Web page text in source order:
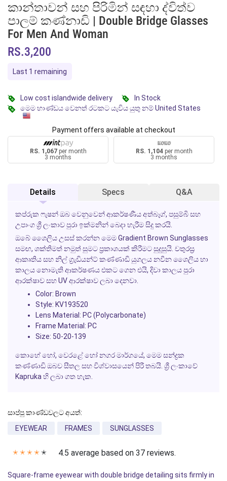
කාන්තාවන් සහ පිරිමින් සඳහා ද්විත්ව
පාලම් කණ්නාඩි | Double Bridge Glasses
For Men And Woman
RS.3,200
Last 1 remaining
Low cost islandwide delivery
In Stock
මෙම භාණ්ඩය වෙනත් රටකට යැවිය යුතු නම් United States
Payment offers available at checkout
RS. 1,067per month
3 months
RS. 1,104per month
3 months
Details Specs Q&A
කප්රුක ෆැෂන් ඔබ වෙනුවෙන් ආකර්ෂණීය අත්බෑග්, පසුම්බි සහ
උපාංග ශ්‍රී ලංකාව පුරා ඉක්මනින් බෙදා හැරීම සිදු කරයි.
ඔබේ ශෛලිය උසස් කරන්න මෙමGradient Brown Sunglasses
සමඟ, ශක්තිමත් නමුත් සුමට ප්‍රකාශයක් කිරීමට සුදුසුයි. චතුරස්‍ර
ආකෘතිය සහ නිල් ග්‍රැඩියන්ට් කණ්ණාඩි යුගලය නවීන ශෛලිය හා
කාලය නොමැති ආකර්ෂණය එකට ගෙන එයි, දිවා කාලය පුරා
ආරක්ෂාව සහ UV ආරක්ෂාව ලබා දෙනවා.
Color: Brown
Style: KV193520
Lens Material: PC (Polycarbonate)
Frame Material: PC
Size: 50-20-139
කොහේ හෝ, වෙරළේ හෝ නගර මාර්ගයේ, මෙම සන්ද්‍රක
කණ්ණාඩි ඔබව සීතල සහ විශ්වාසයෙන් පිරී තබයි. ශ්‍රී ලංකාවේ
Kapruka හි ලබා ගත හැක.
සාප්පු කාණ්ඩවලට අයත්:
EYEWEAR
FRAMES SUNGLASSES
✭ ✭ ✭ ✭ ✭ 4.5 average based on 37 reviews.
Square-frame eyewear with double bridge detailing sits firmly in